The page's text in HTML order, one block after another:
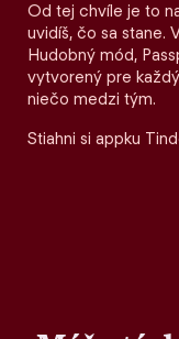
Od tej chvíle je to
uvidíš, čo sa stane.
Hudobný mód,
vytvorený pre
niečo medzi tým.
Stiahni si appku